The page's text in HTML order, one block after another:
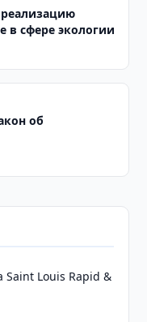
реализацию
в сфере экологии
об
Saint Louis Rapid &